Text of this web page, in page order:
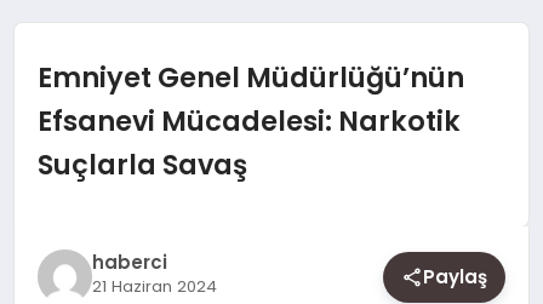
GÜNCEL
SAĞLIK
Emniyet Genel Müdürlüğü’nün
Efsanevi Mücadelesi: Narkotik
Suçlarla Savaş
haberci
21 Haziran 2024 Paylaş